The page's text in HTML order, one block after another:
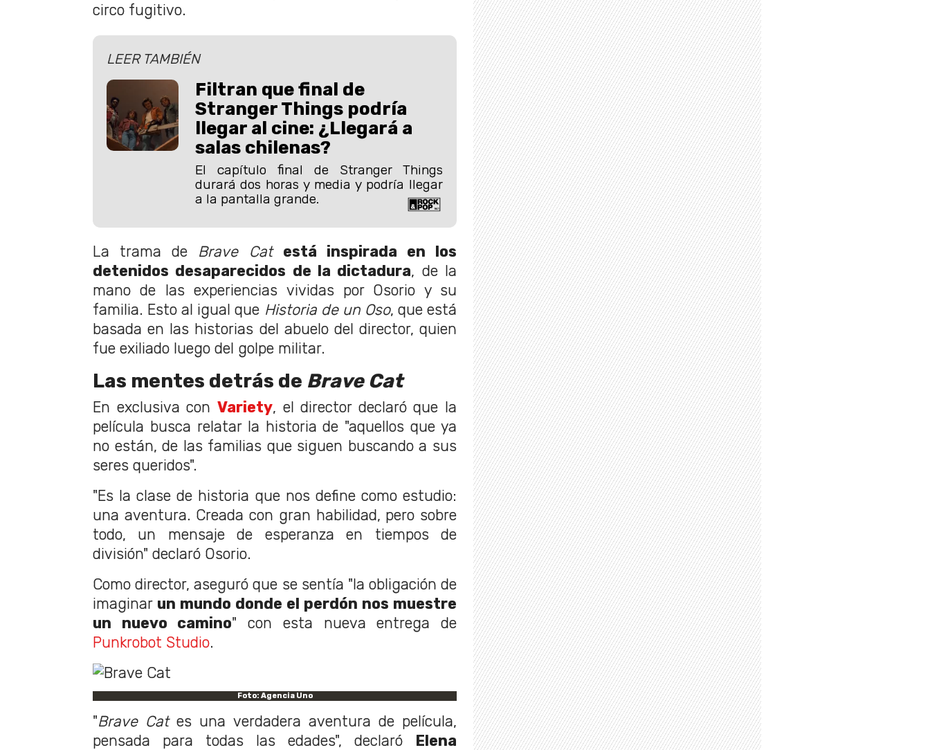
circo fugitivo.
LEER TAMBIÉN
Filtran que final de
Stranger Things podría
llegar al cine: ¿Llegará a
salas chilenas?
El capítulo final de Stranger Things
durará dos horas y media y podría llegar
a la pantalla grande.
La trama de Brave Cat
está inspirada en los
detenidos desaparecidos de la dictadura, de la
mano de las experiencias vividas por Osorio y su
familia. Esto al igual que Historia de un Oso, que está
basada en las historias del abuelo del director, quien
fue exiliado luego del golpe militar.
Las mentes detrás de Brave Cat
En exclusiva con Variety, el director declaró que la
película busca relatar la historia de "aquellos que ya
no están, de las familias que siguen buscando a sus
seres queridos".
"Es la clase de historia que nos define como estudio:
una aventura. Creada con gran habilidad, pero sobre
todo, un mensaje de esperanza en tiempos de
división" declaró Osorio.
Como director, aseguró que se sentía "la obligación de
imaginar un mundo donde el perdón nos muestre
un nuevo camino" con esta nueva entrega de
Punkrobot Studio.
Foto: Agencia Uno
"Brave Cates una verdadera aventura de película,
pensada para todas las edades", declaró Elena